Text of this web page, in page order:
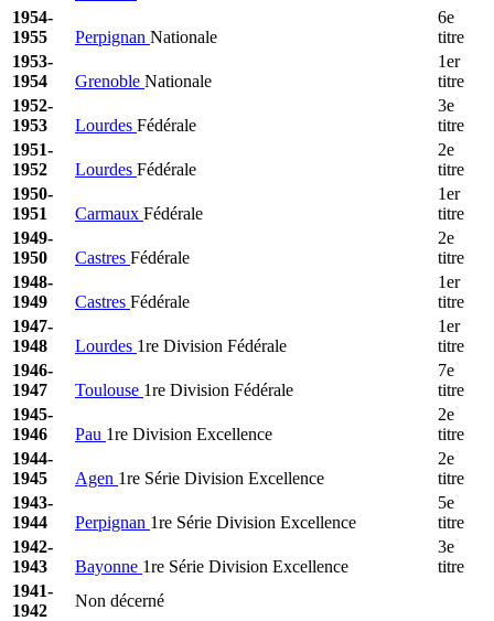
1954-
1955
Perpignan Nationale
6e
titre
1953-
1954
Grenoble Nationale
1er
titre
1952-
1953
Lourdes Fédérale
3e
titre
1951-
1952
Lourdes Fédérale
2e
titre
1950-
1951
Carmaux Fédérale
1er
titre
1949-
1950
Castres Fédérale
2e
titre
1948-
1949
Castres Fédérale
1er
titre
1947-
1948
Lourdes 1re Division Fédérale
1er
titre
1946-
1947
Toulouse 1re Division Fédérale
7e
titre
1945-
1946
Pau 1re Division Excellence
2e
titre
1944-
1945
Agen 1re Série Division Excellence
2e
titre
1943-
1944
Perpignan 1re Série Division Excellence
5e
titre
1942-
1943
Bayonne 1re Série Division Excellence
3e
titre
1941-
1942
Non décerné